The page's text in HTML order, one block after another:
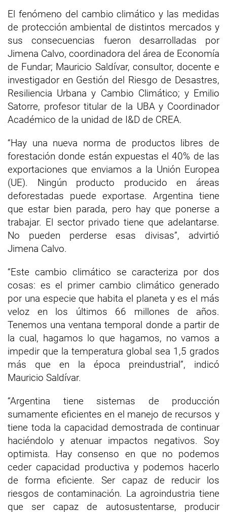
El fenómeno del cambio climático y las medidas
de protección ambiental de distintos mercados y
sus consecuencias fueron desarrolladas por
Jimena Calvo, coordinadora del área de Economía
de Fundar; Mauricio Saldívar, consultor, docente e
investigador en Gestión del Riesgo de Desastres,
Resiliencia Urbana y Cambio Climático; y Emilio
Satorre, profesor titular de la UBA y Coordinador
Académico de la unidad de I&D de CREA.
“Hay una nueva norma de productos libres de
forestación donde están expuestas el 40% de las
exportaciones que enviamos a la Unión Europea
(UE). Ningún producto producido en áreas
deforestadas puede exportase. Argentina tiene
que estar bien parada, pero hay que ponerse a
trabajar. El sector privado tiene que adelantarse.
No pueden perderse esas divisas”, advirtió
Jimena Calvo.
“Este cambio climático se caracteriza por dos
cosas: es el primer cambio climático generado
por una especie que habita el planeta y es el más
veloz en los últimos 66 millones de años.
Tenemos una ventana temporal donde a partir de
la cual, hagamos lo que hagamos, no vamos a
impedir que la temperatura global sea 1,5 grados
más que en la época preindustrial”, indicó
Mauricio Saldívar.
“Argentina tiene sistemas de producción
sumamente eficientes en el manejo de recursos y
tiene toda la capacidad demostrada de continuar
haciéndolo y atenuar impactos negativos. Soy
optimista. Hay consenso en que no podemos
ceder capacidad productiva y podemos hacerlo
de forma eficiente. Ser capaz de reducir los
riesgos de contaminación. La agroindustria tiene
que ser capaz de autosustentarse, producir